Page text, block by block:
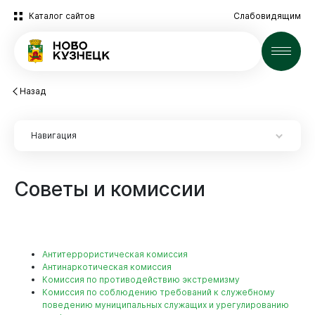
Каталог сайтов Слабовидящим
Новости
Администрация
Назад
Советы и комиссии
Навигация
Первый заместитель главы города
Комитет по управлению муниципальным имуществом
Комитет охраны окружающей среды и природных
Заместитель главы города по социальным вопросам
Антитеррористическая комиссия
Антинаркотическая комиссия
Комиссия по противодействию экстремизму
Комиссия по соблюдению требований к служебному
поведению муниципальных служащих и урегулированию